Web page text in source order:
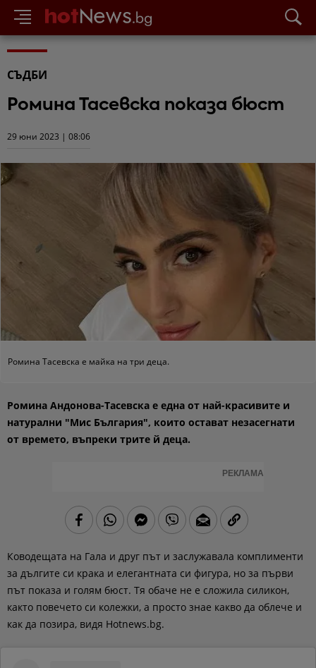
СЪДБИ
Ромина Тасевска показа бюст
29 юни 2023 | 08:06
Ромина Тасевска е майка на три деца.
Ромина Андонова-Тасевска е една от най-красивите и
натурални "Мис България", които остават незасегнати
от времето, въпреки трите й деца.
РЕКЛАМА
Ководещата на Гала и друг път и заслужавала комплименти
за дългите си крака и елегантната си фигура, но за първи
път показа и голям бюст. Тя обаче не е сложила силикон,
както повечето си колежки, а просто знае какво да облече и
как да позира, видя Hotnews.bg.